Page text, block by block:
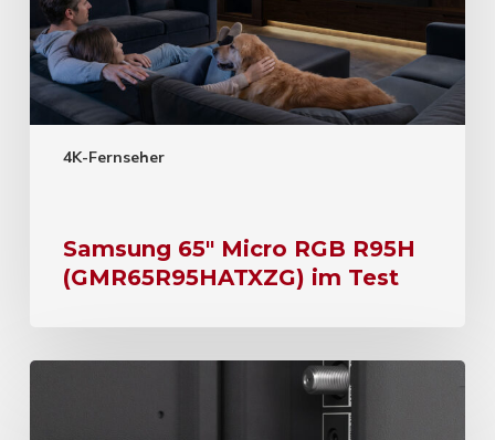
4K-Fernseher
Samsung 65″ Micro RGB R95H
(GMR65R95HATXZG) im Test